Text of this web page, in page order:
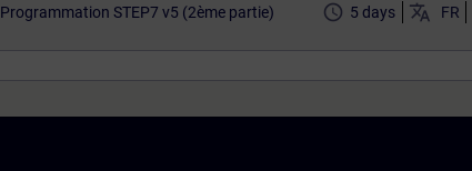
Programmation STEP7 v5 (2ème partie) access_time 5 days translate FR